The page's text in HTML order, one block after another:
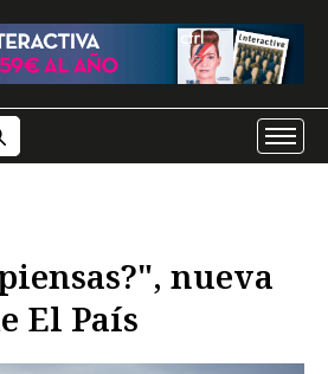
nueva
El País